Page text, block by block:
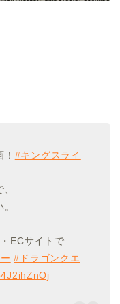
#キングスライ
ECサイトで
#ドラゴンクエ